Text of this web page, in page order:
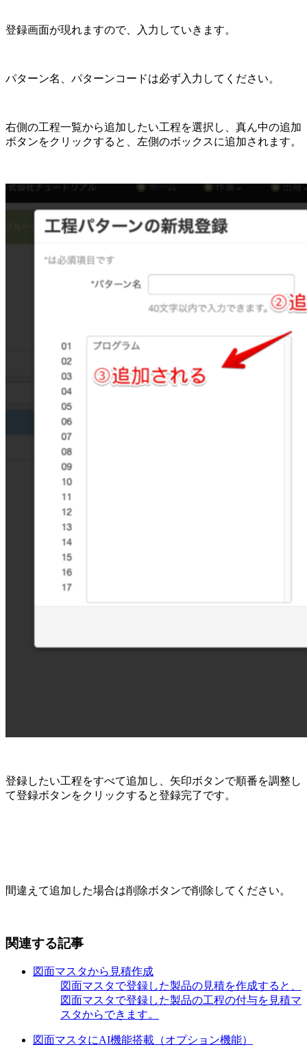
登録画面が現れますので、入力していきます。
パターン名、パターンコードは必ず入力してください。
右側の工程一覧から追加したい工程を選択し、真ん中の追加
ボタンをクリックすると、左側のボックスに追加されます。
登録したい工程をすべて追加し、矢印ボタンで順番を調整し
て登録ボタンをクリックすると登録完了です。
間違えて追加した場合は削除ボタンで削除してください。
関連する記事
図面マスタから見積作成
図面マスタで登録した製品の見積を作成すると、
図面マスタで登録した製品の工程の付与を見積マ
スタからできます。
図面マスタにAI機能搭載（オプション機能）